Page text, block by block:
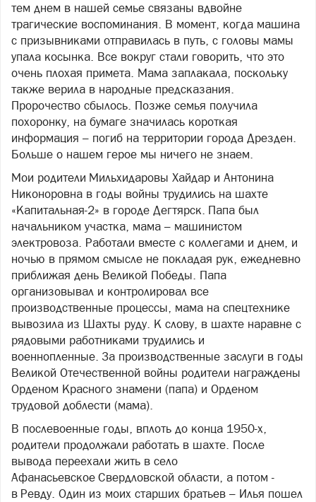
тем днем в нашей семье связаны вдвойне
трагические воспоминания. В момент, когда машина
с призывниками отправилась в путь, с головы мамы
упала косынка. Все вокруг стали говорить, что это
очень плохая примета. Мама заплакала, поскольку
также верила в народные предсказания.
Пророчество сбылось. Позже семья получила
похоронку, на бумаге значилась короткая
информация – погиб на территории города Дрезден.
Больше о нашем герое мы ничего не знаем.
Мои родители Мильхидаровы Хайдар и Антонина
Никоноровна в годы войны трудились на шахте
«Капитальная-2» в городе Дегтярск. Папа был
начальником участка, мама – машинистом
электровоза. Работали вместе с коллегами и днем, и
ночью в прямом смысле не покладая рук, ежедневно
приближая день Великой Победы. Папа
организовывал и контролировал все
производственные процессы, мама на спецтехнике
вывозила из Шахты руду. К слову, в шахте наравне с
рядовыми работниками трудились и
военнопленные. За производственные заслуги в годы
Великой Отечественной войны родители награждены
Орденом Красного знамени (папа) и Орденом
трудовой доблести (мама).
В послевоенные годы, вплоть до конца 1950-х,
родители продолжали работать в шахте. После
вывода переехали жить в село
Афанасьевское Свердловской области, а потом -
в Ревду. Один из моих старших братьев – Илья пошел